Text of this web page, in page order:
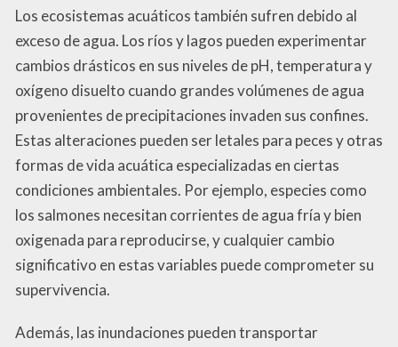
Los ecosistemas acuáticos también sufren debido al
exceso de agua. Los ríos y lagos pueden experimentar
cambios drásticos en sus niveles de pH, temperatura y
oxígeno disuelto cuando grandes volúmenes de agua
provenientes de precipitaciones invaden sus confines.
Estas alteraciones pueden ser letales para peces y otras
formas de vida acuática especializadas en ciertas
condiciones ambientales. Por ejemplo, especies como
los salmones necesitan corrientes de agua fría y bien
oxigenada para reproducirse, y cualquier cambio
significativo en estas variables puede comprometer su
supervivencia.
Además, las inundaciones pueden transportar